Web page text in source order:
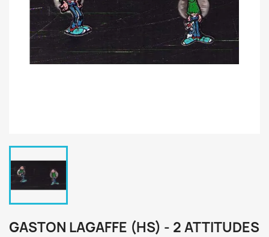
GASTON LAGAFFE (HS) - 2 ATTITUDES